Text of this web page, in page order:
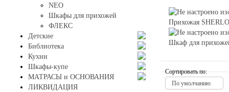
Прихожая
Шкаф для
Сортировать по:
По умолчанию
NEO
Шкафы для прихожей
ФЛЕКС
Детские
Библиотека
Кухни
Шкафы-купе
МАТРАСЫ и ОСНОВАНИЯ
ЛИКВИДАЦИЯ